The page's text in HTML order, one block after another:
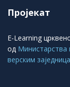
Пројекат
E-Learning
од Министарства
верским